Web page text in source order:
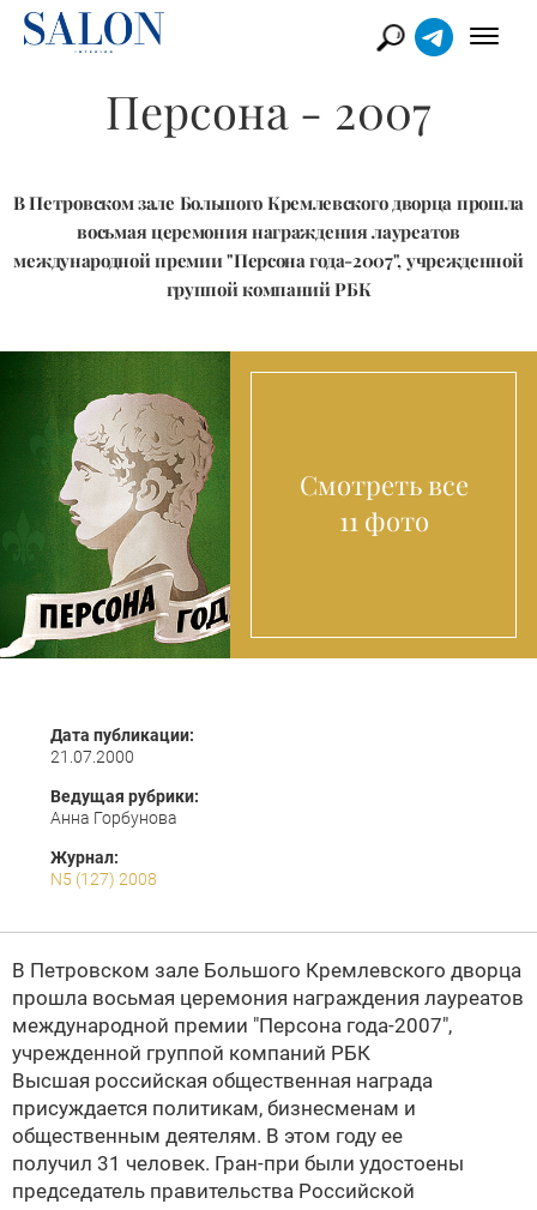
Персона - 2007
В Петровском зале Большого Кремлевского дворца прошла
восьмая церемония награждения лауреатов
международной премии "Персона года-2007", учрежденной
группой компаний РБК
Смотреть все
11 фото
Дата публикации:
21.07.2000
Ведущая рубрики:
Анна Горбунова
Журнал:
N5 (127) 2008
В Петровском зале Большого Кремлевского дворца
прошла восьмая церемония награждения лауреатов
международной премии "Персона года-2007",
учрежденной группой компаний РБК
Высшая российская общественная награда
присуждается политикам, бизнесменам и
общественным деятелям. В этом году ее
получил 31 человек. Гран-при были удостоены
председатель правительства Российской